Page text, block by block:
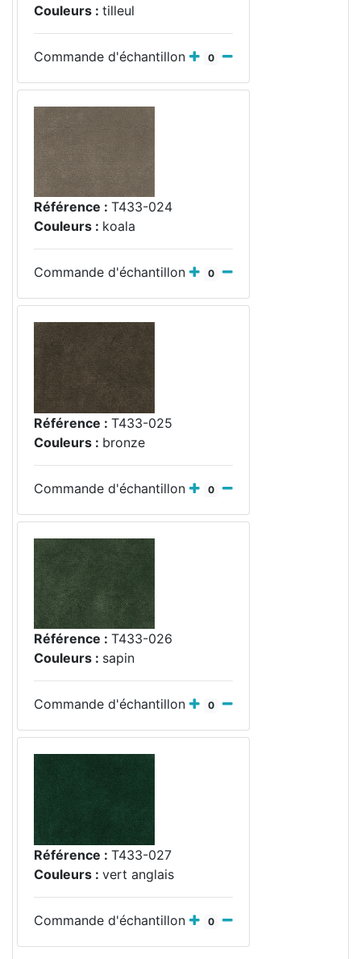
Couleurs : tilleul
Commande d'échantillon 0
Référence : T433-024
Couleurs : koala
Commande d'échantillon 0
Référence : T433-025
Couleurs : bronze
Commande d'échantillon 0
Référence : T433-026
Couleurs : sapin
Commande d'échantillon 0
Référence : T433-027
Couleurs : vert anglais
Commande d'échantillon 0